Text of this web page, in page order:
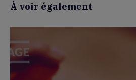
À voir également